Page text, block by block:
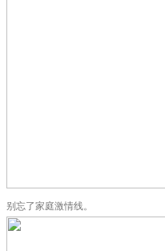
别忘了家庭激情线。